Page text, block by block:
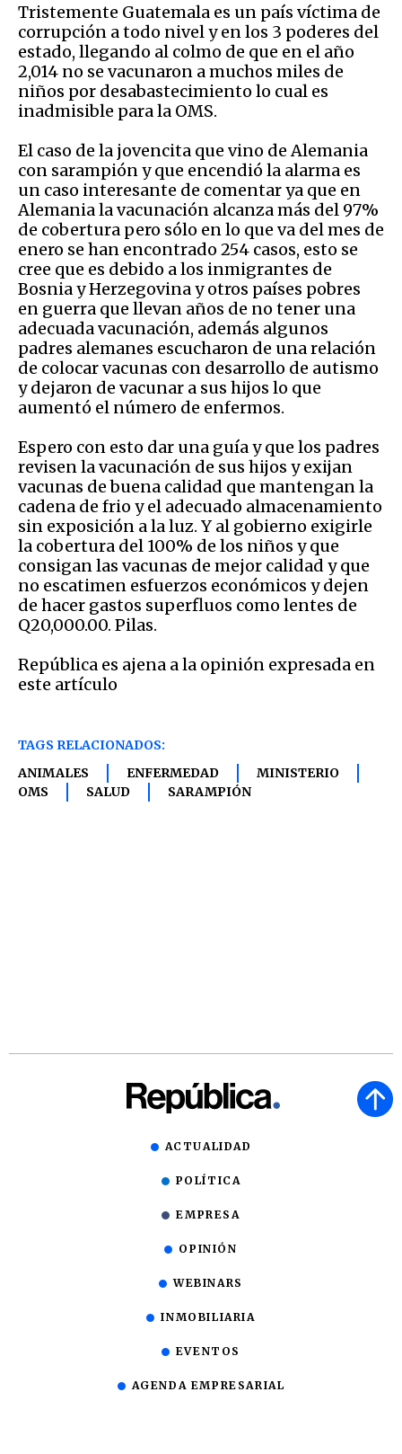
Tristemente Guatemala es un país víctima de
corrupción a todo nivel y en los 3 poderes del
estado, llegando al colmo de que en el año
2,014 no se vacunaron a muchos miles de
niños por desabastecimiento lo cual es
inadmisible para la OMS.
El caso de la jovencita que vino de Alemania
con sarampión y que encendió la alarma es
un caso interesante de comentar ya que en
Alemania la vacunación alcanza más del 97%
de cobertura pero sólo en lo que va del mes de
enero se han encontrado 254 casos, esto se
cree que es debido a los inmigrantes de
Bosnia y Herzegovina y otros países pobres
en guerra que llevan años de no tener una
adecuada vacunación, además algunos
padres alemanes escucharon de una relación
de colocar vacunas con desarrollo de autismo
y dejaron de vacunar a sus hijos lo que
aumentó el número de enfermos.
Espero con esto dar una guía y que los padres
revisen la vacunación de sus hijos y exijan
vacunas de buena calidad que mantengan la
cadena de frio y el adecuado almacenamiento
sin exposición a la luz. Y al gobierno exigirle
la cobertura del 100% de los niños y que
consigan las vacunas de mejor calidad y que
no escatimen esfuerzos económicos y dejen
de hacer gastos superfluos como lentes de
Q20,000.00. Pilas.
República es ajena a la opinión expresada en
este artículo
TAGS RELACIONADOS:
ANIMALES
ENFERMEDAD
MINISTERIO
OMS
SALUD SARAMPIÓN
ACTUALIDAD
POLÍTICA
EMPRESA
OPINIÓN
WEBINARS
INMOBILIARIA
EVENTOS
AGENDA EMPRESARIAL